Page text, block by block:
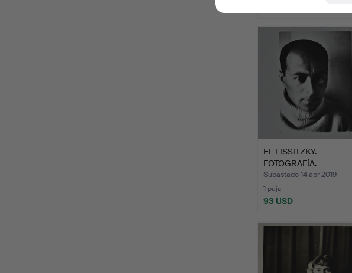
EL LISSITZKY.
FOTOGRAFÍA.
Subastado 14 abr 2019
1 puja
93 USD